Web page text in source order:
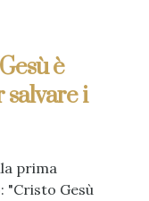
è
salvare i
prima
"Cristo Gesù